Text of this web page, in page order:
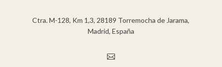
Ctra. M-128, Km 1,3, 28189 Torremocha de Jarama,
Madrid, España
